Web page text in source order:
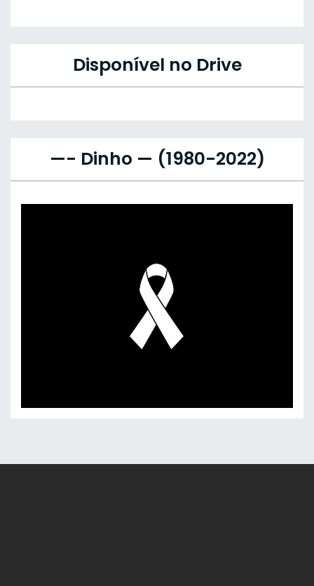
Disponível no Drive
—- Dinho — (1980-2022)